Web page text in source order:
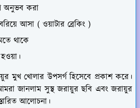
অনুভব করা
আসা ( ওয়াটার ব্রেকিং )
থাকে
মুখ খোলার উপসর্গ হিসেবে প্রকাশ করে।
জানলাম সুস্থ জরায়ুর ছবি এবং জরায়ুর
আলোচনা।